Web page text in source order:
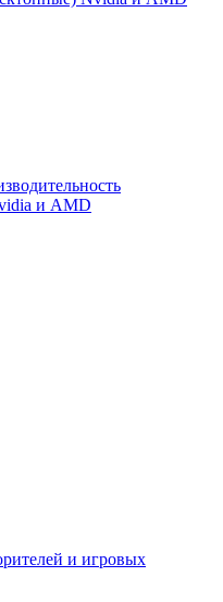
и AMD
и игровых